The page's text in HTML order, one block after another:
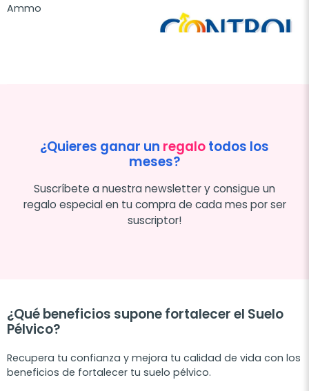
¿Quieres ganar un regalotodos los
meses?
Suscríbete a nuestra newsletter y consigue un
regalo especial en tu compra de cada mes por ser
suscriptor!
¿Qué beneficios supone fortalecer el Suelo
Pélvico?
Recupera tu confianza y mejora tu calidad de vida con los
beneficios de fortalecer tu suelo pélvico.